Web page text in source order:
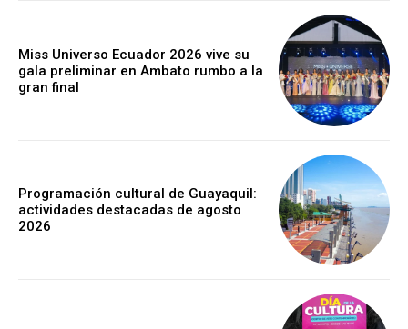
Miss Universo Ecuador 2026 vive su
gala preliminar en Ambato rumbo a la
gran final
Programación cultural de Guayaquil:
actividades destacadas de agosto
2026